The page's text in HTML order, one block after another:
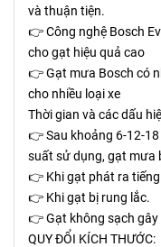
và thuận tiện.
👉 Công nghệ Bosch
cho gạt hiệu quả cao
👉 Gạt mưa Bosch có
cho nhiều loại xe
Thời gian và các dấu
👉 Sau khoảng 6-12-
suất sử dụng, gạt mưa
👉 Khi gạt phát ra tiếng
👉 Khi gạt bị rung lắc.
👉 Gạt không sạch
QUY ĐỔI KÍCH THƯỚC: